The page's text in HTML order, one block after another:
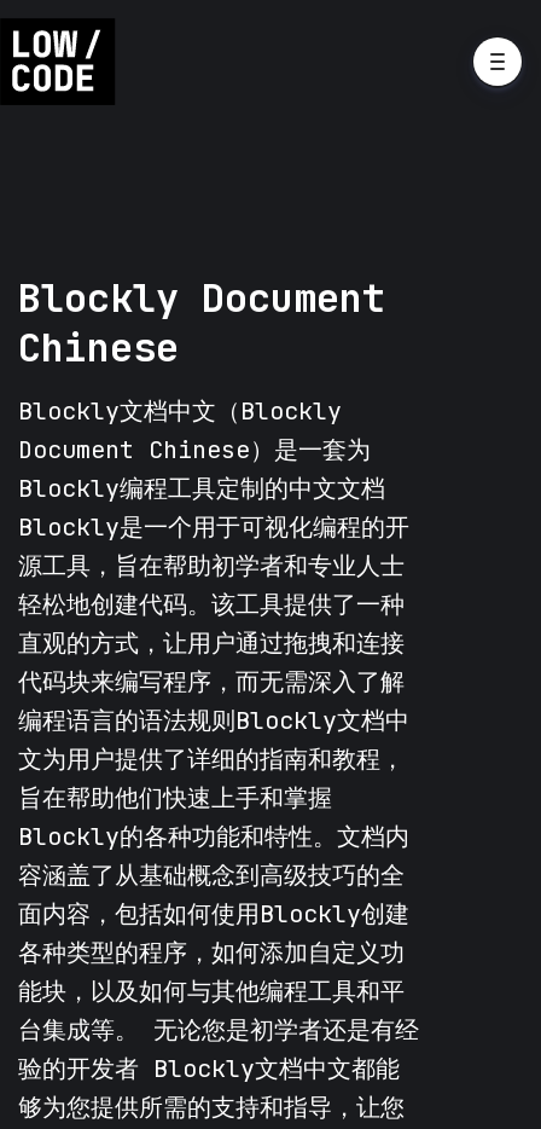
Blockly Document
Chinese
Blockly文档中文（Blockly
Document Chinese）是一套为
Blockly编程工具定制的中文文档
Blockly是一个用于可视化编程的开
源工具，旨在帮助初学者和专业人士
轻松地创建代码。该工具提供了一种
直观的方式，让用户通过拖拽和连接
代码块来编写程序，而无需深入了解
编程语言的语法规则Blockly文档中
文为用户提供了详细的指南和教程，
旨在帮助他们快速上手和掌握
Blockly的各种功能和特性。文档内
容涵盖了从基础概念到高级技巧的全
面内容，包括如何使用Blockly创建
各种类型的程序，如何添加自定义功
能块，以及如何与其他编程工具和平
台集成等。 无论您是初学者还是有经
验的开发者 Blockly文档中文都能
够为您提供所需的支持和指导，让您